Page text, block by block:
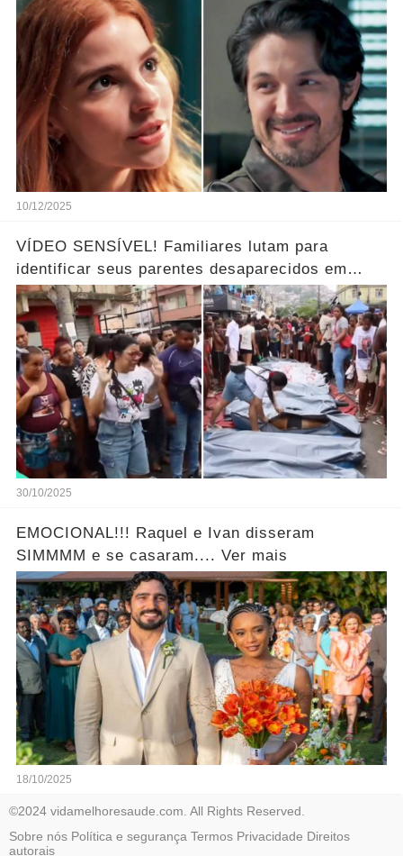
10/12/2025
VÍDEO SENSÍVEL! Familiares lutam para
identificar seus parentes desaparecidos em
meio aos corpos ao horror… Ver mais!
30/10/2025
EMOCIONAL!!! Raquel e Ivan disseram
SIMMMM e se casaram.... Ver mais
18/10/2025
©2024 vidamelhoresaude.com. All Rights Reserved.
Sobre nós Política e segurança Termos Privacidade Direitos
autorais